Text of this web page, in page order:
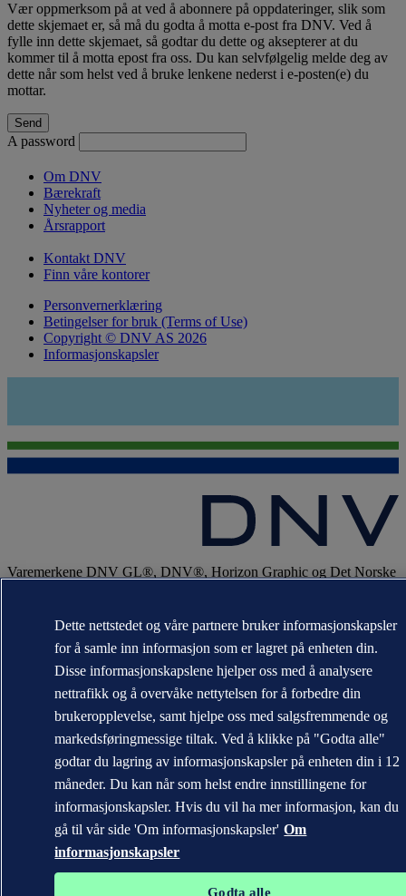
Vær oppmerksom på at ved å abonnere på oppdateringer, slik som
dette skjemaet er, så må du godta å motta e-post fra DNV. Ved å
fylle inn dette skjemaet, så godtar du dette og aksepterer at du
kommer til å motta epost fra oss. Du kan selvfølgelig melde deg av
dette når som helst ved å bruke lenkene nederst i e-posten(e) du
mottar.
A password
Om DNV
Bærekraft
Nyheter og media
Årsrapport
Kontakt DNV
Finn våre kontorer
Personvernerklæring
Betingelser for bruk (Terms of Use)
Copyright © DNV AS 2026
Informasjonskapsler
Varemerkene DNV GL®, DNV®, Horizon Graphic og Det Norske
WHEN TRUST MATTERS
Dette nettstedet og våre partnere bruker informasjonskapsler
for å samle inn informasjon som er lagret på enheten din.
Disse informasjonskapslene hjelper oss med å analysere
nettrafikk og å overvåke nettytelsen for å forbedre din
brukeropplevelse, samt hjelpe oss med salgsfremmende og
markedsføringmessige tiltak. Ved å klikke på "Godta alle"
godtar du lagring av informasjonskapsler på enheten din i 12
måneder. Du kan når som helst endre innstillingene for
informasjonskapsler. Hvis du vil ha mer informasjon, kan du
gå til vår side 'Om informasjonskapsler' Om
informasjonskapsler
Godta alle